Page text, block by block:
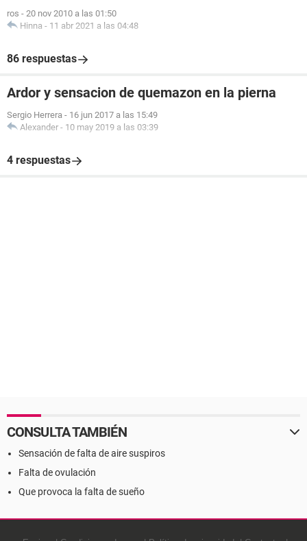
ros - 20 nov 2010 a las 01:50
Hinna - 11 abr 2021 a las 04:48
86 respuestas
Ardor y sensacion de quemazon en la pierna
Sergio Herrera - 16 jun 2017 a las 15:49
Alexander - 10 may 2019 a las 03:39
4 respuestas
CONSULTA TAMBIÉN
Sensación de falta de aire suspiros
Falta de ovulación
Que provoca la falta de sueño